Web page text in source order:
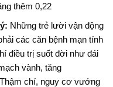
thêm 0,22
Những trẻ lười vận động
các căn bệnh mạn tính
điều trị suốt đời như đái
vành, tăng
chí, nguy cơ vướng